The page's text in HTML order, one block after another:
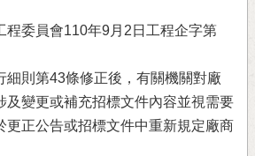
程委員會110年9月2日工程企字第
細則第43條修正後，有關機關對廠
及變更或補充招標文件內容並視需要
更正公告或招標文件中重新規定廠商